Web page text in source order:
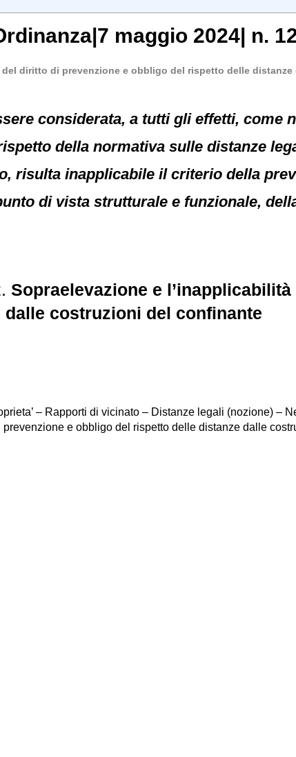
maggio 2024| n.
del diritto di prevenzione e obbligo del rispetto delle
considerata, a tutti gli effetti, come
della normativa sulle distanze
risulta inapplicabile il criterio della
di vista strutturale e funzionale,
Sopraelevazione e
costruzioni del confinante
– Rapporti di vicinato – Distanze legali (nozione) –
e obbligo del rispetto delle distanze dalle